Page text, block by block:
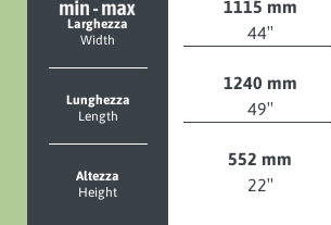
Larghezza
Width
Lunghezza
Length
Altezza
Height
1115 mm
44″
1240 mm
49″
552 mm
22″